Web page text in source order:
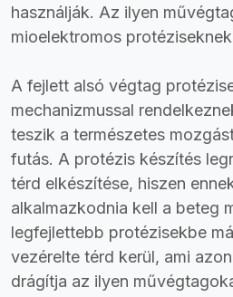
használják. Az ilyen
mioelektromos
A fejlett alsó végtag
mechanizmussal
teszik a természetes
futás. A protézis készítés
térd elkészítése, hiszen
alkalmazkodnia kell a beteg
legfejlettebb protézisekbe
vezérelte térd kerül, ami
drágítja az ilyen